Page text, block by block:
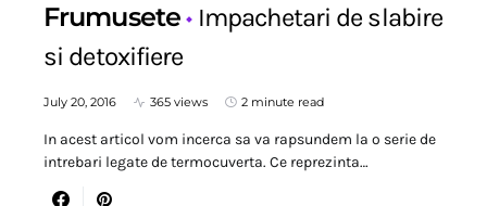
Frumusete
Impachetari de slabire
si detoxifiere
July 20, 2016 365 views 2 minute read
In acest articol vom incerca sa va rapsundem la o serie de
intrebari legate de termocuverta. Ce reprezinta…